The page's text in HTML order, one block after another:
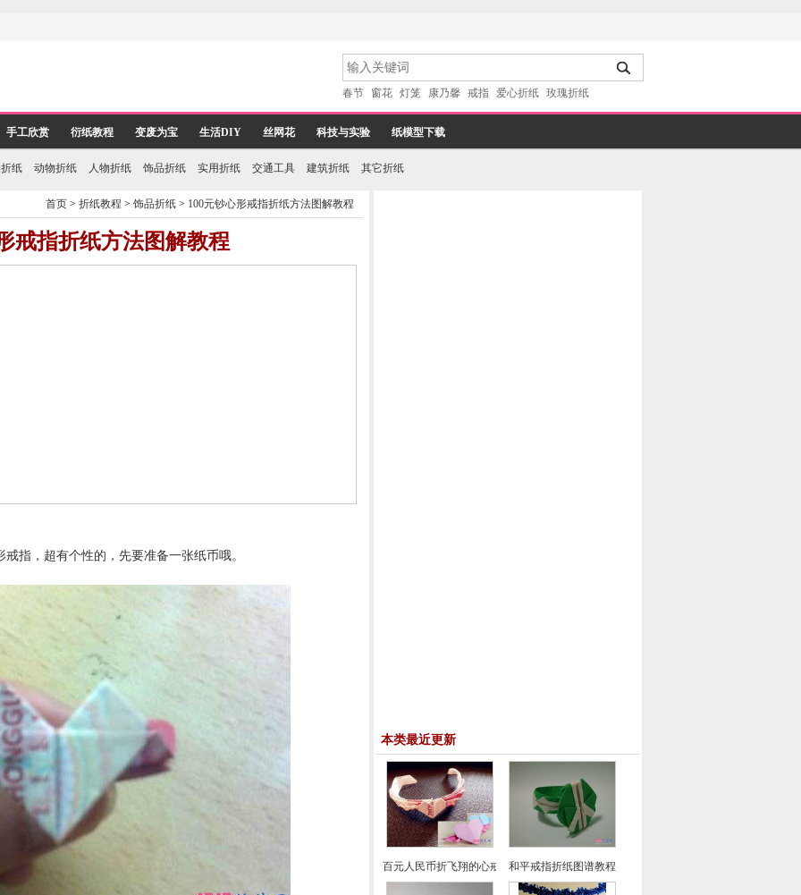
春节 窗花 灯笼 康乃馨 戒指 爱心折纸 玫瑰折纸
手工欣赏 衍纸教程 变废为宝 生活DIY 丝网花 科技与实验 纸模型下载
纸 动物折纸 人物折纸 饰品折纸 实用折纸 交通工具 建筑折纸 其它折纸
首页 >折纸教程 >饰品折纸 > 100元钞心形戒指折纸方法图解教程
戒指折纸方法图解教程
戒指，超有个性的，先要准备一张纸币哦。
本类最近更新
百元人民币折飞翔的心戒指图文教程和平戒指折纸图谱教程